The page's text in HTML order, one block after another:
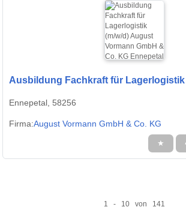
Ausbildung Fachkraft für Lagerlogistik
Ennepetal, 58256
Firma:August Vormann GmbH & Co. KG
★
1 - 10 von 141